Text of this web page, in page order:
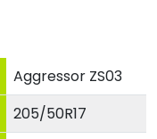
Aggressor ZS03
205/50R17